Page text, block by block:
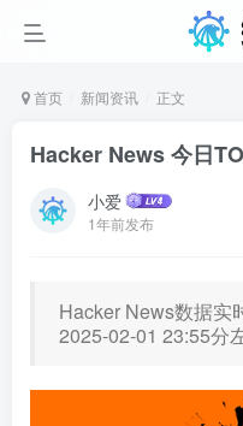
首页 新闻资讯 正文
Hacker News 今日
小爱
1年前发布
Hacker News数据实
2025-02-01 23:55分